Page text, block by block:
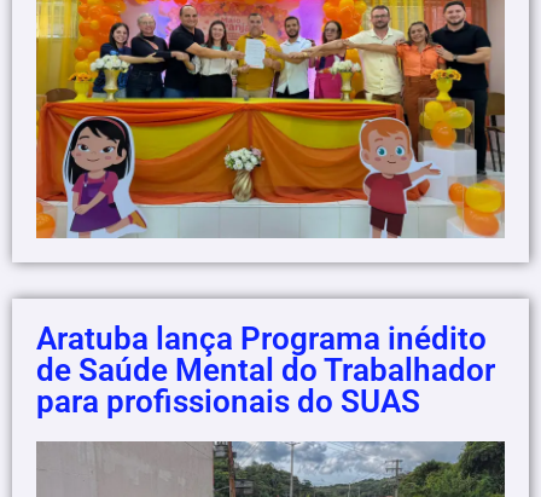
Aratuba lança Programa inédito
de Saúde Mental do Trabalhador
para profissionais do SUAS